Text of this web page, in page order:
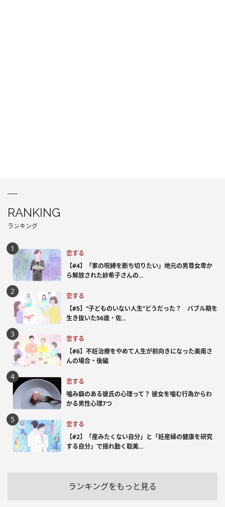
RANKING
ランキング
恋する
【#4】「家の呪縛を断ち切りたい」地元の男尊女卑か
ら解放された紗希子さんの...
恋する
【#5】“子どものいない人生”どうだった？ バブル期を
生き抜いた56歳・佐...
恋する
【#6】不妊治療をやめて人生が前向きになった美南さ
んの場合・後編
恋する
噛み癖のある彼氏の心理って？ 彼女を噛む行為からわ
かる男性心理7つ
恋する
【#2】「産みたくない自分」と「妊産婦の健康を研究
する自分」で揺れ動く聡美...
ランキングをもっと見る